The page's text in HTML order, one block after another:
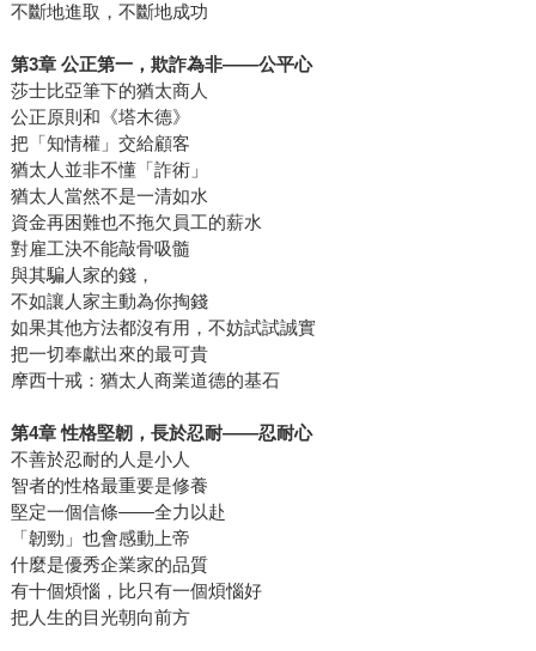
不斷地進取，不斷地成功
第3章 公正第一，欺詐為非―—公平心
莎士比亞筆下的猶太商人
公正原則和《塔木德》
把「知情權」交給顧客
猶太人並非不懂「詐術」
猶太人當然不是一清如水
資金再困難也不拖欠員工的薪水
對雇工決不能敲骨吸髓
與其騙人家的錢，
不如讓人家主動為你掏錢
如果其他方法都沒有用，不妨試試誠實
把一切奉獻出來的最可貴
摩西十戒：猶太人商業道德的基石
第4章 性格堅韌，長於忍耐―—忍耐心
不善於忍耐的人是小人
智者的性格最重要是修養
堅定一個信條―—全力以赴
「韌勁」也會感動上帝
什麼是優秀企業家的品質
有十個煩惱，比只有一個煩惱好
把人生的目光朝向前方